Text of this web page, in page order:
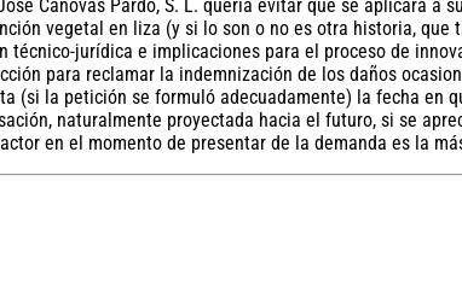
Cánovas Pardo, S. L. quería evitar que se aplicara a
vegetal en liza (y si lo son o no es otra historia, que
técnico-jurídica e implicaciones para el proceso de
para reclamar la indemnización de los daños
(si la petición se formuló adecuadamente) la fecha en
naturalmente proyectada hacia el futuro, si se
en el momento de presentar de la demanda es la